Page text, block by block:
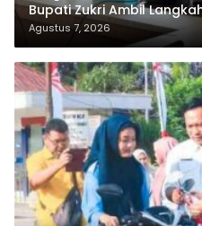
Sengketa Lahan Mak
Bupati Zukri Ambil
Agustus 7, 2026